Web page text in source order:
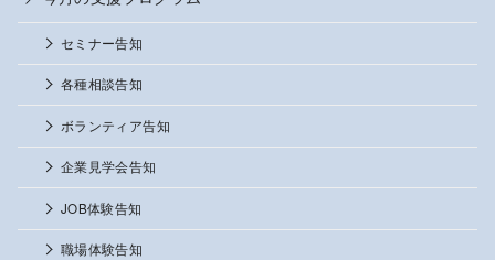
セミナー告知
各種相談告知
ボランティア告知
企業見学会告知
JOB体験告知
職場体験告知